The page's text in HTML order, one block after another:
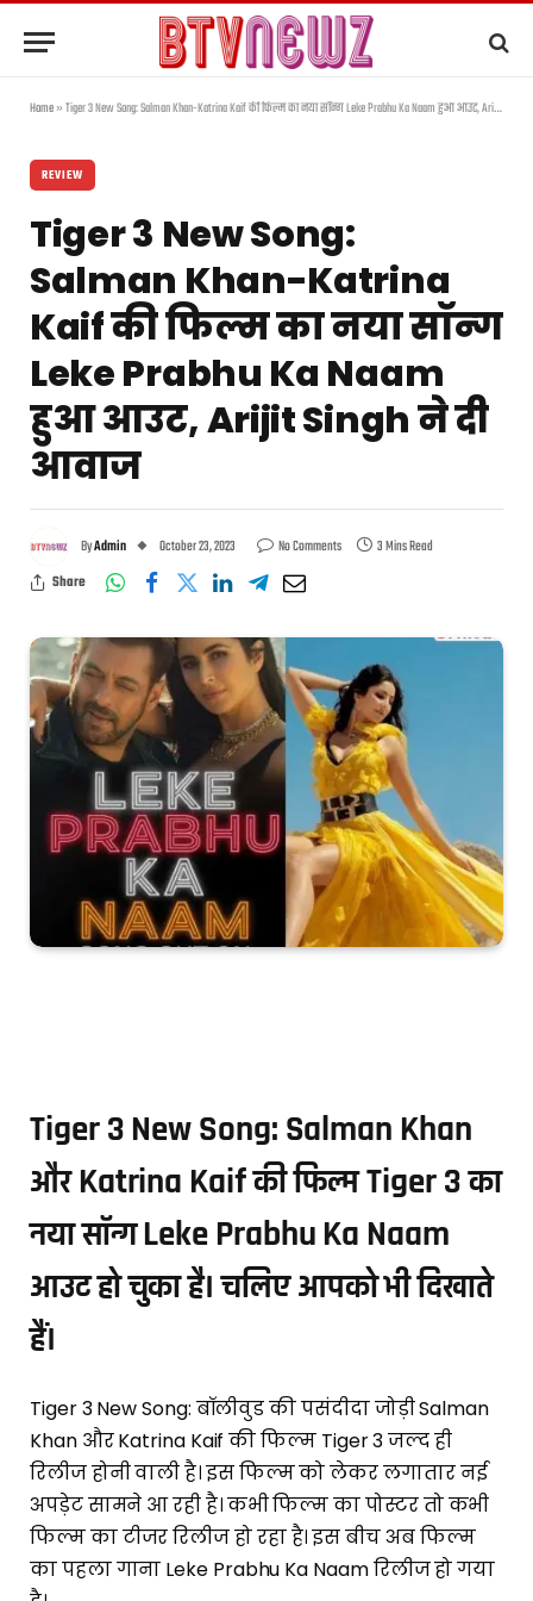
Home»Tiger 3 New Song: Salman Khan-Katrina Kaif की फिल्म का नया सॉन्ग Leke Prabhu Ka Naam हुआ आउट, Arijit Singh ने दी आवाज
REVIEW
Tiger 3 New Song:
Salman Khan-Katrina
Kaif की फिल्म का नया सॉन्ग
Leke Prabhu Ka Naam
हुआ आउट, Arijit Singh ने दी
आवाज
ByAdmin October 23, 2023 No Comments
3 Mins Read
Share
Tiger 3 New Song: Salman Khan
और Katrina Kaif की फिल्म Tiger 3 का
नया सॉन्ग Leke Prabhu Ka Naam
आउट हो चुका है। चलिए आपको भी दिखाते
हैं।
Tiger 3 New Song: बॉलीवुड की पसंदीदा जोड़ी Salman
Khan और Katrina Kaif की फिल्म Tiger 3 जल्द ही
रिलीज होनी वाली है। इस फिल्म को लेकर लगातार नई
अपड़ेट सामने आ रही है। कभी फिल्म का पोस्टर तो कभी
फिल्म का टीजर रिलीज हो रहा है। इस बीच अब फिल्म
का पहला गाना Leke Prabhu Ka Naam रिलीज हो गया